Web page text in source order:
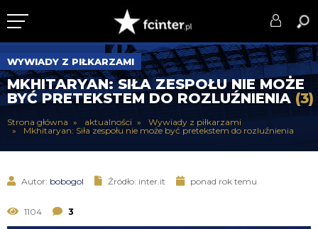
KLUB
DRUŻYNA
SERIE A
PUCHARY
DLA TIFOSICH
SERWIS
WYWIADY Z PIŁKARZAMI
MKHITARYAN: SIŁA ZESPOŁU NIE MOŻE
BYĆ PRETEKSTEM DO ROZLUŹNIENIA (3)
Strona główna aktualności
Wywiady z piłkarzami
Mkhitaryan: Siła zespołu nie może być pretekstem do rozluźnienia
Autor: bobogol Źródło: inter.it ponad rok temu
1104 3